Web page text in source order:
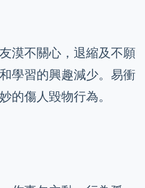
漠不關心，退縮及不願
學習的興趣減少。易衝
的傷人毀物行為。